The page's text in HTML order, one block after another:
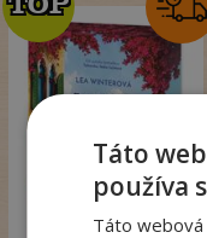
18 €
Táto
používa
Táto